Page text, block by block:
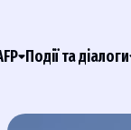
Події та діалоги